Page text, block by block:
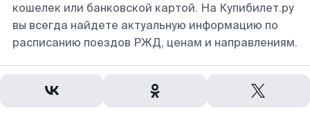
кошелек или банковской картой. На Купибилет.ру
вы всегда найдете актуальную информацию по
расписанию поездов РЖД, ценам и направлениям.